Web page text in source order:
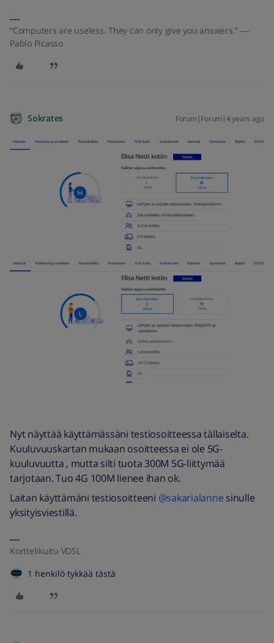
“Computers are useless. They can only give you answers.” ―
Pablo Picasso
Sokrates Forum|Forum|4 years ago
Nyt näyttää käyttämässäni testiosoitteessa tällaiselta.
Kuuluvuuskartan mukaan osoitteessa ei ole 5G-
kuuluvuutta , mutta silti tuota 300M 5G-liittymää
tarjotaan. Tuo 4G 100M lienee ihan ok.
Laitan käyttämäni testiosoitteeni @sakarialanne sinulle
yksityisviestillä.
Korttelikuitu VDSL
1 henkilö tykkää tästä